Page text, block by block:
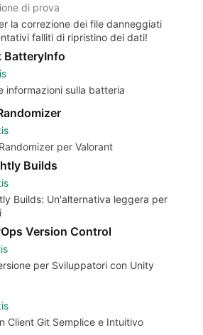
di prova
la correzione dei file danneggiati
falliti di ripristino dei dati!
BatteryInfo
informazioni sulla batteria
per Valorant
Builds
Builds: Un'alternativa leggera per
Version Control
per Sviluppatori con Unity
Client Git Semplice e Intuitivo